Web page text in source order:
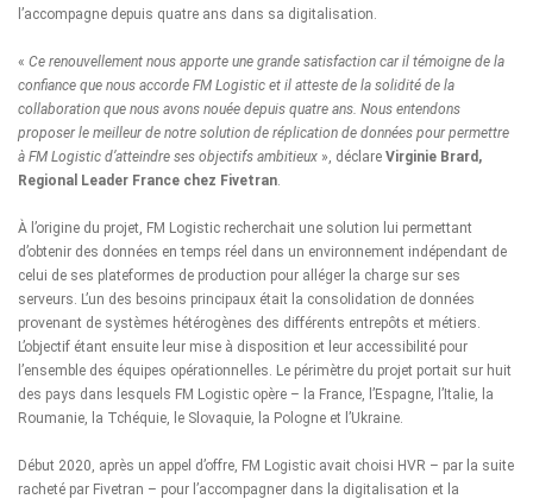
l’accompagne depuis quatre ans dans sa digitalisation.
« Ce renouvellement nous apporte une grande satisfaction car il témoigne de la
confiance que nous accorde FM Logistic et il atteste de la solidité de la
collaboration que nous avons nouée depuis quatre ans. Nous entendons
proposer le meilleur de notre solution de réplication de données pour permettre
à FM Logistic d’atteindre ses objectifs ambitieux », déclare Virginie Brard,
Regional Leader France chez Fivetran
À l’origine du projet, FM Logistic recherchait une solution lui permettant
d’obtenir des données en temps réel dans un environnement indépendant de
celui de ses plateformes de production pour alléger la charge sur ses
serveurs. L’un des besoins principaux était la consolidation de données
provenant de systèmes hétérogènes des différents entrepôts et métiers.
L’objectif étant ensuite leur mise à disposition et leur accessibilité pour
l’ensemble des équipes opérationnelles. Le périmètre du projet portait sur huit
des pays dans lesquels FM Logistic opère – la France, l’Espagne, l’Italie, la
Roumanie, la Tchéquie, le Slovaquie, la Pologne et l’Ukraine.
Début 2020, après un appel d’offre, FM Logistic avait choisi HVR – par la suite
racheté par Fivetran – pour l’accompagner dans la digitalisation et la